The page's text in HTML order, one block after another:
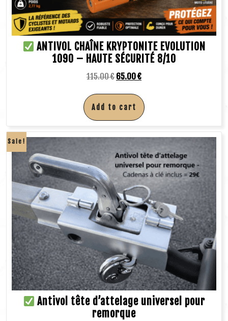
ANTIVOL CHAÎNE KRYPTONITE EVOLUTION
1090 – HAUTE SÉCURITÉ 8/10
115.00€ 65.00€
Add to cart
Sale!
Antivol tête d’attelage universel pour
remorque